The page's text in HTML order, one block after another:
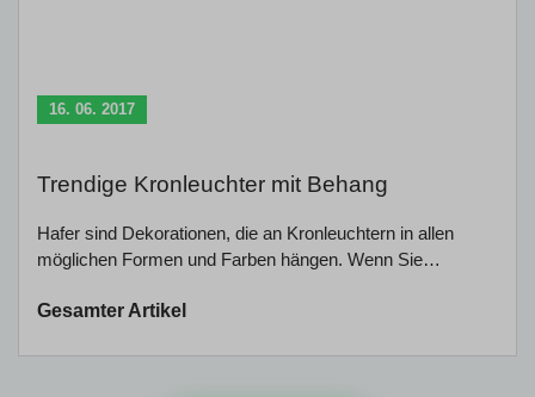
16. 06. 2017
Trendige Kronleuchter mit Behang
Hafer sind Dekorationen, die an Kronleuchtern in allen
möglichen Formen und Farben hängen. Wenn Sie…
Gesamter Artikel